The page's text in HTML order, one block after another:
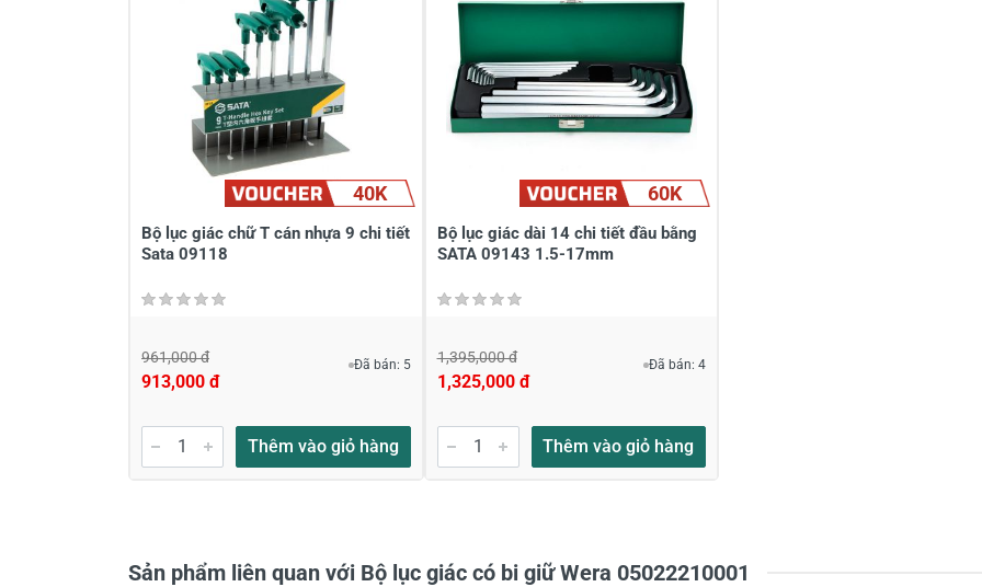
Viết nhận xét về sản phẩm
Đánh giá sao Họ và tên* Tiêu đề của nhận xét
Viết nhận xét của bạn vào bên dưới
40K
Bộ lục giác chữ T cán nhựa 9 chi tiết
Sata 09118
961,000 đ
913,000 đ
Đã bán: 5
Thêm vào giỏ hàng
60K
Bộ lục giác dài 14 chi tiết đầu bằng
SATA 09143 1.5-17mm
1,395,000 đ
1,325,000 đ
Đã bán: 4
Thêm vào giỏ hàng
Sản phẩm liên quan với Bộ lục giác có bi giữ Wera 05022210001